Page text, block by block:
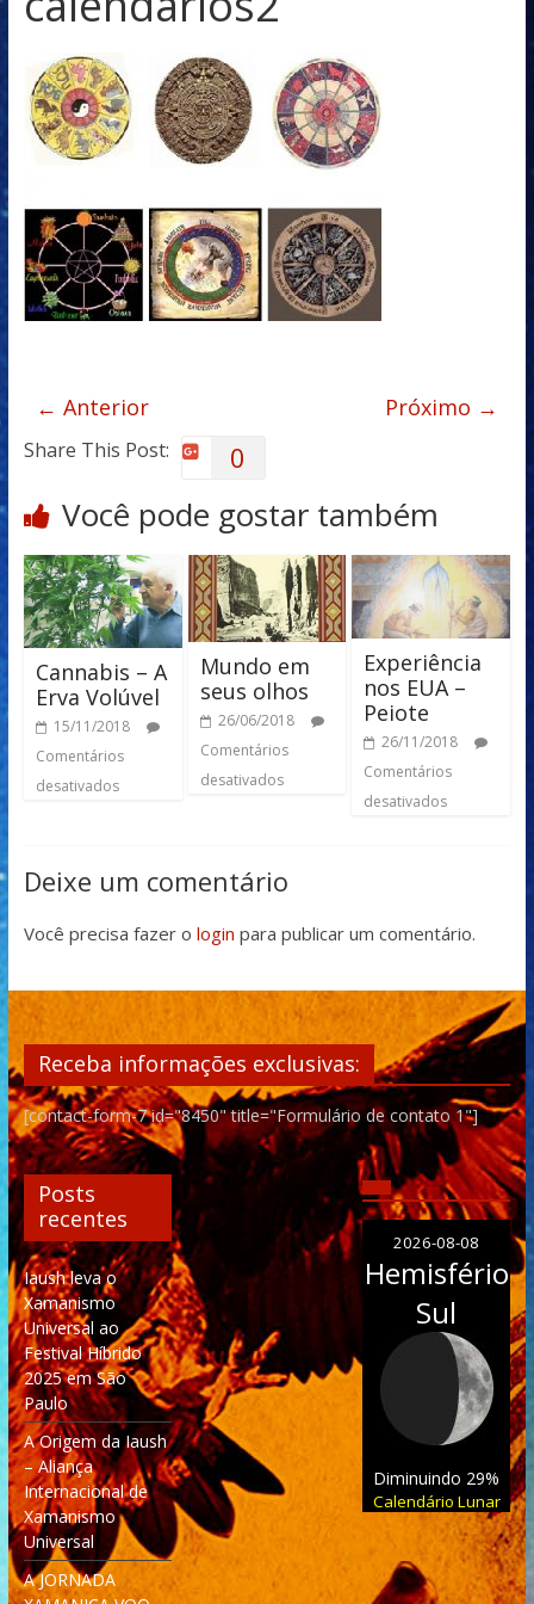
← Anterior Próximo →
Share This Post: 0
Você pode gostar também
Cannabis – A
Erva Volúvel
15/11/2018
Comentários
desativados
Mundo em
seus olhos
26/06/2018
Comentários
desativados
Experiência
nos EUA –
Peiote
26/11/2018
Comentários
desativados
Deixe um comentário
Você precisa fazer o login para publicar um comentário.
Receba informações exclusivas:
[contact-form-7 id="8450" title="Formulário de contato 1"]
Posts
recentes
Iaush leva o
Xamanismo
Universal ao
Festival Híbrido
2025 em São
Paulo
A Origem da Iaush
– Aliança
Internacional de
Xamanismo
Universal
A JORNADA
2026-08-08
Hemisfério
Sul
Diminuindo 29%
Calendário Lunar